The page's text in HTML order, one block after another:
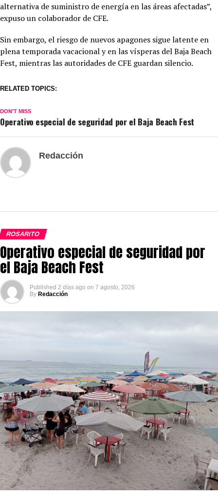
alternativa de suministro de energía en las áreas afectadas”,
expuso un colaborador de CFE.
Sin embargo, el riesgo de nuevos apagones sigue latente en
plena temporada vacacional y en las vísperas del Baja Beach
Fest, mientras las autoridades de CFE guardan silencio.
RELATED TOPICS:
DON'T MISS
Operativo especial de seguridad por el Baja Beach Fest
Redacción
ROSARITO
Operativo especial de seguridad por
el Baja Beach Fest
Published 2 días ago on 7 agosto, 2026
By Redacción